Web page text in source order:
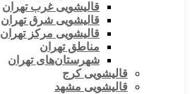
قالیشویی غرب تهران
قالیشویی شرق تهران
قالیشویی مرکز تهران
مناطق تهران
شهرستان‌های تهران
قالیشویی کرج
قالیشویی مشهد